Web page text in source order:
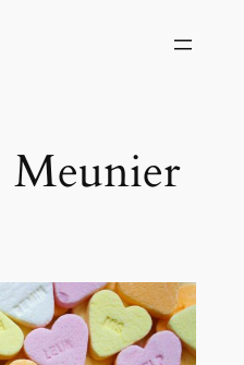
Meunier